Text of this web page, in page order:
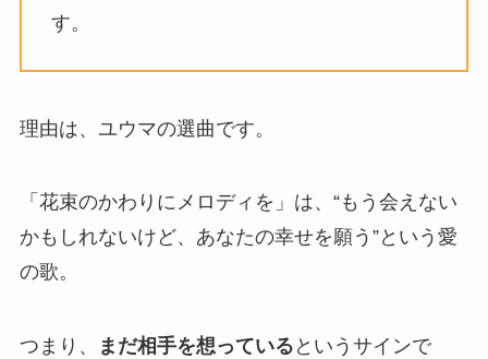
す。
理由は、ユウマの選曲です。
「花束のかわりにメロディを」は、“もう会えない
かもしれないけど、あなたの幸せを願う”という愛
の歌。
つまり、 まだ相手を想っている というサインで